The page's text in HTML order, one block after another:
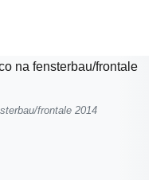
frontale 2014